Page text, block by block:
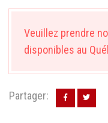
Veuillez prendre
disponibles au
Partager: